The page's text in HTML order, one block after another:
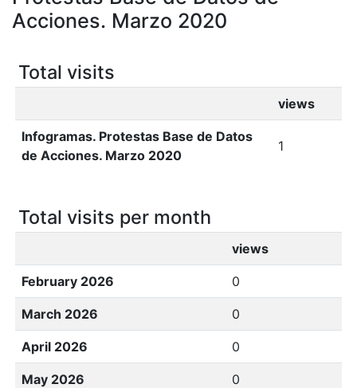
Acciones. Marzo 2020
Total visits
views
Infogramas. Protestas Base de Datos
de Acciones. Marzo 2020
1
Total visits per month
views
February 2026 0
March 2026 0
April 2026 0
May 2026 0